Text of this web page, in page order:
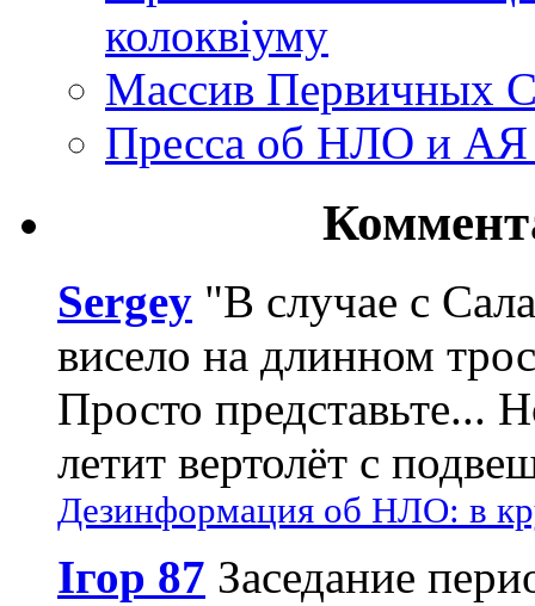
колоквіуму
Массив Первичных
Пресса об НЛО и
Sergey "В случае с
висело на длинном
Просто представьте...
летит вертолёт с
Дезинформация об НЛО: в
Ігор 87 Заседание